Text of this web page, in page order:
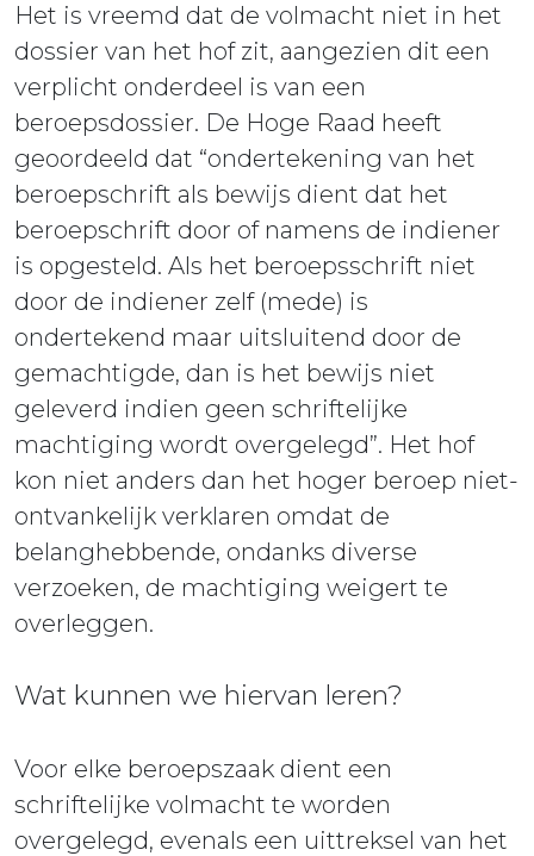
Het is vreemd dat de volmacht niet in het
dossier van het hof zit, aangezien dit een
verplicht onderdeel is van een
beroepsdossier. De Hoge Raad heeft
geoordeeld dat “ondertekening van het
beroepschrift als bewijs dient dat het
beroepschrift door of namens de indiener
is opgesteld. Als het beroepsschrift niet
door de indiener zelf (mede) is
ondertekend maar uitsluitend door de
gemachtigde, dan is het bewijs niet
geleverd indien geen schriftelijke
machtiging wordt overgelegd”. Het hof
kon niet anders dan het hoger beroep niet-
ontvankelijk verklaren omdat de
belanghebbende, ondanks diverse
verzoeken, de machtiging weigert te
overleggen.
Wat kunnen we hiervan leren?
Voor elke beroepszaak dient een
schriftelijke volmacht te worden
overgelegd, evenals een uittreksel van het